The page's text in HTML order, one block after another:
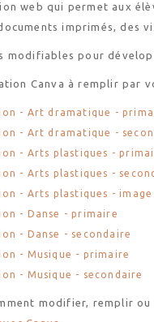
web qui permet aux
imprimés, des
modifiables pour
Canva à remplir par
- Art dramatique -
- Art dramatique -
- Arts plastiques -
- Arts plastiques -
- Arts plastiques -
- Danse - primaire
- Danse - secondaire
- Musique - primaire
- Musique - secondaire
modifier, remplir